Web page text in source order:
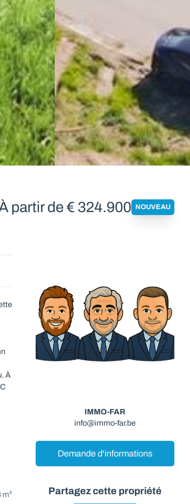
partir de € 324.900 NOUVEAU
À
IMMO-FAR
info@immo-far.be
Demande d'informations
Partagez cette propriété